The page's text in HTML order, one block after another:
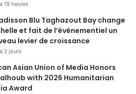
19 heures
Blu Taghazout Bay change
et fait de l’événementiel un
levier de croissance
2 jours
Asian Union of Media Honors
with 2026 Humanitarian
Award